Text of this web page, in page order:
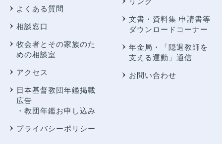
よくある質問
相談窓口
牧会者とその家族のた
めの相談室
アクセス
日本基督教団年鑑掲載
広告
・教団年鑑お申し込み
プライバシーポリシー
文書・資料集 申請書等
ダウンロードコーナー
年金局・
「隠退教師を
支える運動」通信
お問い合わせ